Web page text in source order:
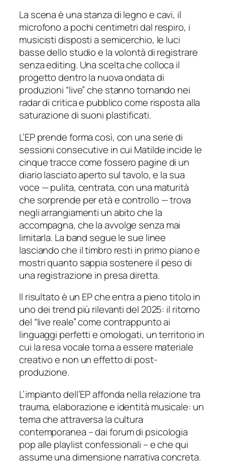
La scena è una stanza di legno e cavi, il
microfono a pochi centimetri dal respiro, i
musicisti disposti a semicerchio, le luci
basse dello studio e la volontà di registrare
senza editing. Una scelta che colloca il
progetto dentro la nuova ondata di
produzioni “live” che stanno tornando nei
radar di critica e pubblico come risposta alla
saturazione di suoni plastificati.
L’EP prende forma così, con una serie di
sessioni consecutive in cui Matilde incide le
cinque tracce come fossero pagine di un
diario lasciato aperto sul tavolo, e la sua
voce — pulita, centrata, con una maturità
che sorprende per età e controllo — trova
negli arrangiamenti un abito che la
accompagna, che la avvolge senza mai
limitarla. La band segue le sue linee
lasciando che il timbro resti in primo piano e
mostri quanto sappia sostenere il peso di
una registrazione in presa diretta.
Il risultato è un EP che entra a pieno titolo in
uno dei trend più rilevanti del 2025: il ritorno
del “live reale” come contrappunto ai
linguaggi perfetti e omologati, un territorio in
cui la resa vocale torna a essere materiale
creativo e non un effetto di post-
produzione.
L’impianto dell’EP affonda nella relazione tra
trauma, elaborazione e identità musicale: un
tema che attraversa la cultura
contemporanea – dai forum di psicologia
pop alle playlist confessionali – e che qui
assume una dimensione narrativa concreta.